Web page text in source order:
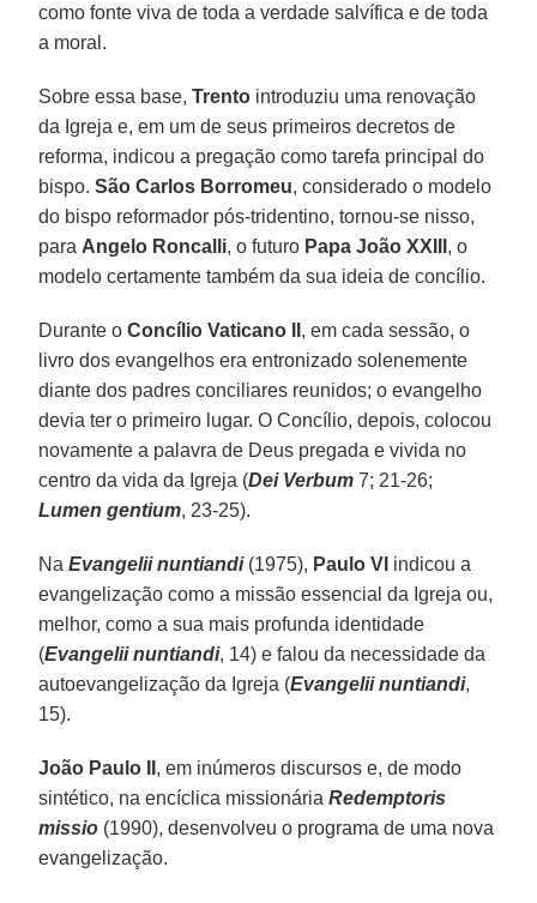
como fonte viva de toda a verdade salvífica e de toda
a moral.
Sobre essa base,Trento introduziu uma renovação
da Igreja e, em um de seus primeiros decretos de
reforma, indicou a pregação como tarefa principal do
bispo.São Carlos Borromeu, considerado o modelo
do bispo reformador pós-tridentino, tornou-se nisso,
para Angelo Roncalli, o futuro Papa João XXIII , o
modelo certamente também da sua ideia de concílio.
Durante oConcílio Vaticano
, em cada sessão, o
livro dos evangelhos era entronizado solenemente
diante dos padres conciliares reunidos; o evangelho
devia ter o primeiro lugar. O Concílio, depois, colocou
novamente a palavra de Deus pregada e vivida no
centro da vida da Igreja (Dei Verbum 7; 21-26;
Lumen gentium, 23-25).
NaEvangelii nuntiandi (1975), Paulo VI indicou a
evangelização como a missão essencial da Igreja ou,
melhor, como a sua mais profunda identidade
(Evangelii nuntiandi, 14) e falou da necessidade da
autoevangelização da Igreja (Evangelii nuntiandi,
15).
João Paulo II , em inúmeros discursos e, de modo
sintético, na encíclica missionáriaRedemptoris
missio (1990), desenvolveu o programa de uma nova
evangelização.